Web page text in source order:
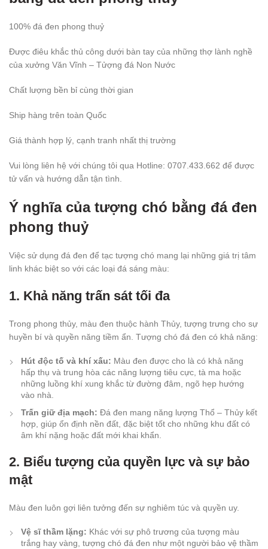
100% đá đen phong thuỷ
Được điêu khắc thủ công dưới bàn tay của những thợ lành nghề
của xưởng Văn Vĩnh – Tửợng đá Non Nước
Chất lượng bền bỉ cùng thời gian
Ship hàng trên toàn Quốc
Giá thành hợp lý, cạnh tranh nhất thị trường
Vui lòng liên hệ với chúng tôi qua Hotline: 0707.433.662 để được
tử vấn và hướng dẫn tận tình.
Ý nghĩa của tượng chó bằng đá đen
phong thuỷ
Việc sử dụng đá đen để tạc tượng chó mang lại những giá trị tâm
linh khác biệt so với các loại đá sáng màu:
1. Khả năng trấn sát tối đa
Trong phong thủy, màu đen thuộc hành Thủy, tượng trưng cho sự
huyền bí và quyền năng tiềm ẩn. Tượng chó đá đen có khả năng:
Hút độc tố và khí xấu: Màu đen được cho là có khả năng
hấp thụ và trung hòa các năng lượng tiêu cực, tà ma hoặc
những luồng khí xung khắc từ đường đâm, ngõ hẹp hướng
vào nhà.
Trấn giữ địa mạch: Đá đen mang năng lượng Thổ – Thủy kết
hợp, giúp ổn định nền đất, đặc biệt tốt cho những khu đất có
âm khí nặng hoặc đất mới khai khẩn.
2. Biểu tượng của quyền lực và sự bảo
mật
Màu đen luôn gợi liên tưởng đến sự nghiêm túc và quyền uy.
Vệ sĩ thầm lặng: Khác với sự phô trương của tượng màu
trắng hay vàng, tượng chó đá đen như một người bảo vệ thầm